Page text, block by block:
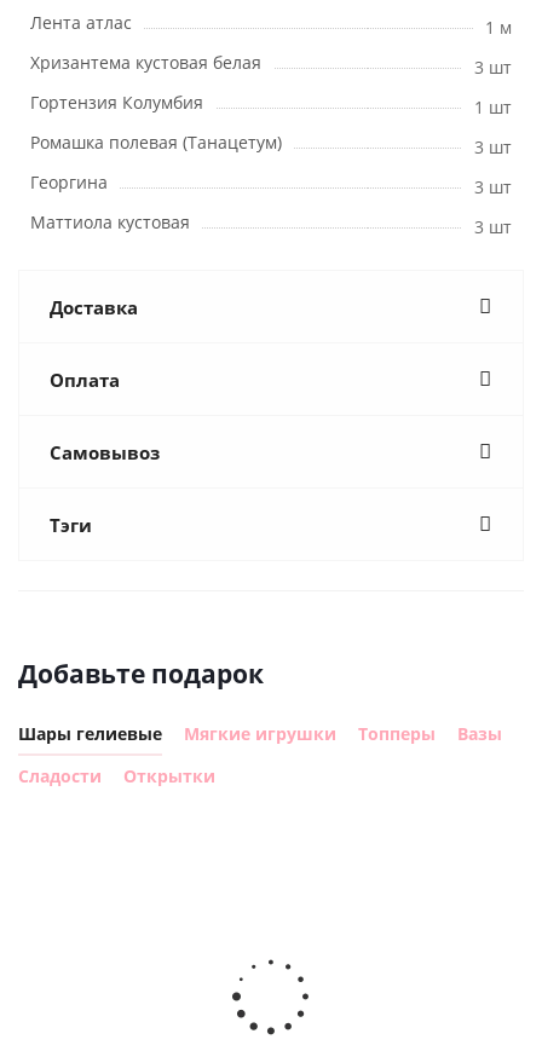
Лента атлас
1 м
Хризантема кустовая белая
3 шт
Гортензия Колумбия
1 шт
Ромашка полевая (Танацетум)
3 шт
Георгина
3 шт
Маттиола кустовая
3 шт
Доставка
Оплата
Самовывоз
Тэги
Добавьте подарок
Шары гелиевые Мягкие игрушки Топперы
Вазы
Сладости
Открытки
Сердце розовое
фольгированный